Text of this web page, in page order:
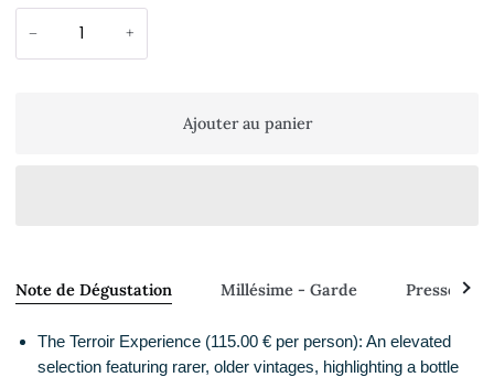
− +
Ajouter au panier
Note de Dégustation Millésime - Garde Presse -Voir
The Terroir Experience (115.00 € per person): An elevated
selection featuring rarer, older vintages, highlighting a bottle